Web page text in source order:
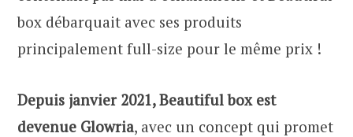
box débarquait avec ses produits
principalement full-size pour le même prix !
Depuis janvier 2021, Beautiful box est
devenue Glowria, avec un concept qui promet